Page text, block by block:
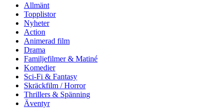
Allmänt
Topplistor
Nyheter
Action
Animerad film
Drama
Familjefilmer & Matiné
Komedier
Sci-Fi & Fantasy
Skräckfilm / Horror
Thrillers & Spänning
Äventyr